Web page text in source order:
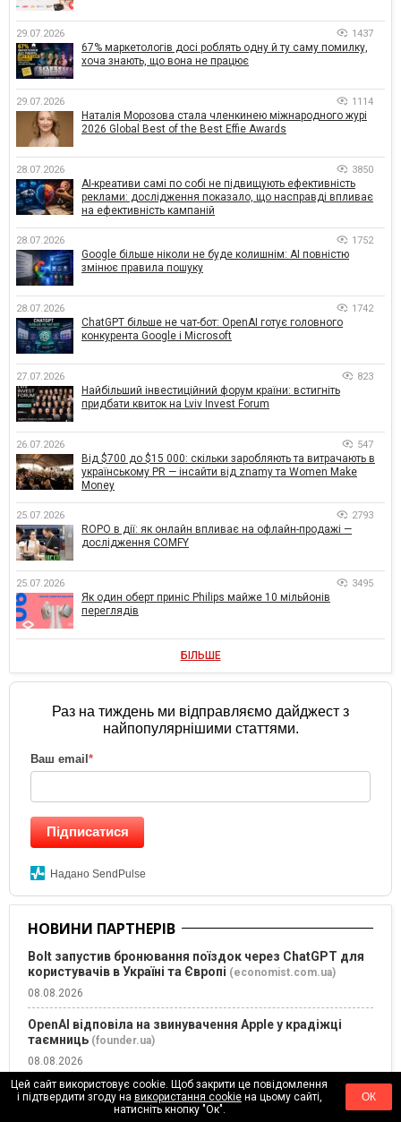
29.07.2026 1437
67% маркетологів досі роблять одну й ту саму помилку,
хоча знають, що вона не працює
29.07.2026 1114
Наталія Морозова стала членкинею міжнародного журі
2026 Global Best of the Best Effie Awards
28.07.2026 3850
AI-креативи самі по собі не підвищують ефективність
реклами: дослідження показало, що насправді впливає
на ефективність кампаній
28.07.2026 1752
Google більше ніколи не буде колишнім: AI повністю
змінює правила пошуку
28.07.2026 1742
ChatGPT більше не чат-бот: OpenAI готує головного
конкурента Google і Microsoft
27.07.2026 823
Найбільший інвестиційний форум країни: встигніть
придбати квиток на Lviv Invest Forum
26.07.2026 547
Від $700 до $15 000: скільки заробляють та витрачають в
українському PR — інсайти від znamy та Women Make
Money
25.07.2026 2793
ROPO в дії: як онлайн впливає на офлайн-продажі —
дослідження COMFY
25.07.2026 3495
Як один оберт приніс Philips майже 10 мільйонів
переглядів
БІЛЬШЕ
Раз на тиждень ми відправляємо дайджест з
найпопулярнішими статтями.
Ваш email*
Підписатися
Надано SendPulse
НОВИНИ ПАРТНЕРІВ
Bolt запустив бронювання поїздок через ChatGPT для
користувачів в Україні та Європі (economist.com.ua)
08.08.2026
OpenAI відповіла на звинувачення Apple у крадіжці
таємниць (founder.ua)
08.08.2026
Ментальне перезавантаження: 3 практичні способи
зберегти емоційне здоров’я під час стресу
Цей сайт використовує cookie. Щоб закрити це повідомлення
і підтвердити згоду на використання cookieна цьому сайті,
натисніть кнопку "Ок".
ОК